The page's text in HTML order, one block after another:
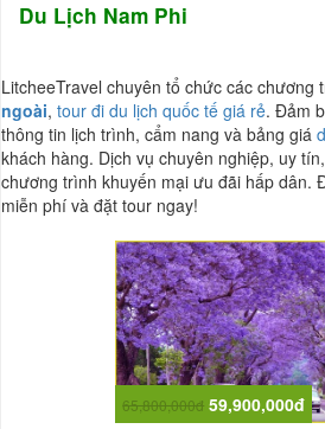
Du Lịch Nam Phi
LitcheeTravel chuyên tổ chức các chương
ngoài, tour đi du lịch quốc tế giá rẻ. Đảm
thông tin lịch trình, cẩm nang và bảng giá
khách hàng. Dịch vụ chuyên nghiệp, uy
chương trình khuyến mại ưu đãi hấp dân.
miễn phí và đặt tour ngay!
65,800,000đ 59,900,000đ